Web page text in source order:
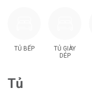
TỦ BẾP
TỦ GIÀY
DÉP
Tủ